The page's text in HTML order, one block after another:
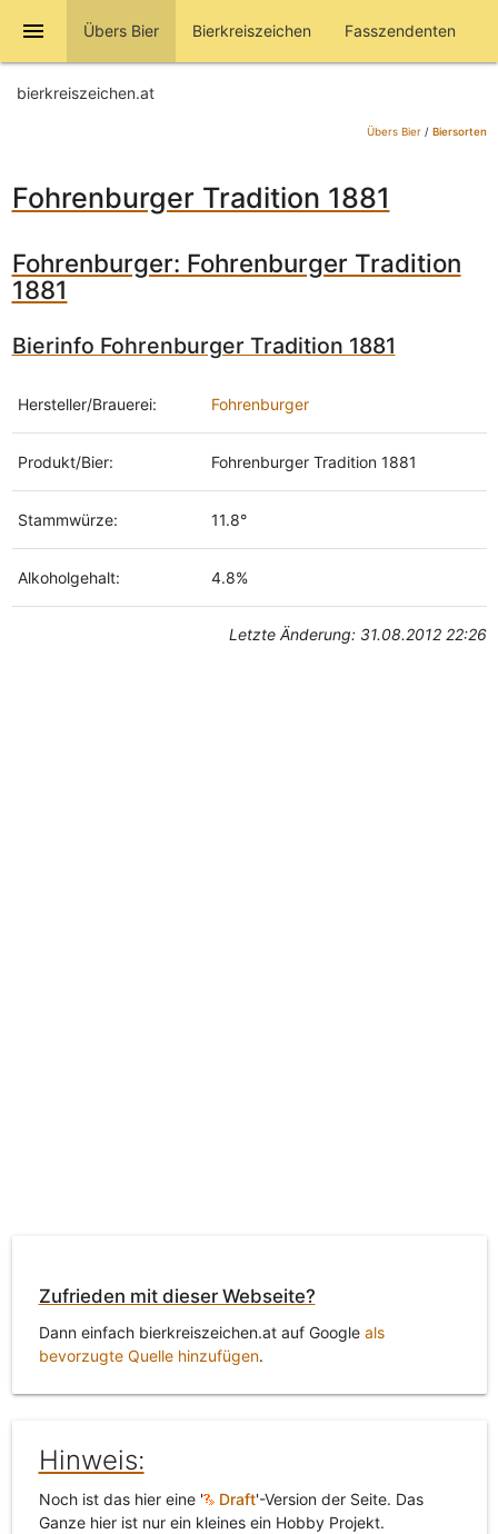
menu Übers Bier Bierkreiszeichen Fasszendenten
bierkreiszeichen.at
Übers Bier/ Biersorten
Fohrenburger Tradition 1881
Fohrenburger: Fohrenburger Tradition
1881
Bierinfo Fohrenburger Tradition 1881
Hersteller/Brauerei: Fohrenburger
Produkt/Bier: Fohrenburger Tradition 1881
Stammwürze: 11.8°
Alkoholgehalt: 4.8%
Letzte Änderung: 31.08.2012 22:26
Zufrieden mit dieser Webseite?
Dann einfach bierkreiszeichen.at auf Google als
bevorzugte Quelle hinzufügen.
Hinweis:
Noch ist das hier eine ' Draft'-Version der Seite. Das
Ganze hier ist nur ein kleines ein Hobby Projekt.